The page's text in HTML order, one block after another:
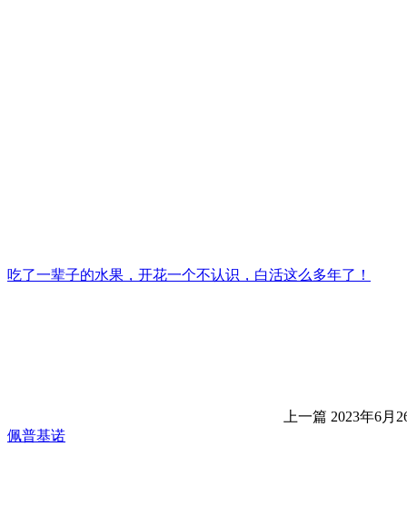
吃了一辈子的水果，开花一个不认识，白活这么多年了！
上一篇 2023年6月
佩普基诺